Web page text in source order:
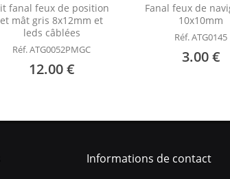
fanal feux de position
et mât gris 8x12mm et
leds câblées
Réf. ATG0052PMGC
12.00 €
Fanal feux de
10x10mm
Réf. ATG0145
3.00 €
Informations de contact